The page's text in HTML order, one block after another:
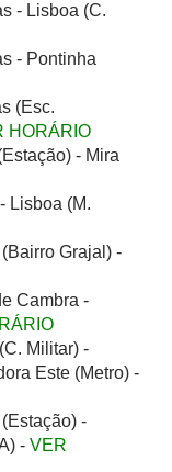
- Lisboa (C.
- Pontinha
(Esc.
HORÁRIO
- Mira
Lisboa (M.
Grajal) -
Cambra -
Militar) -
Este (Metro) -
-
- VER